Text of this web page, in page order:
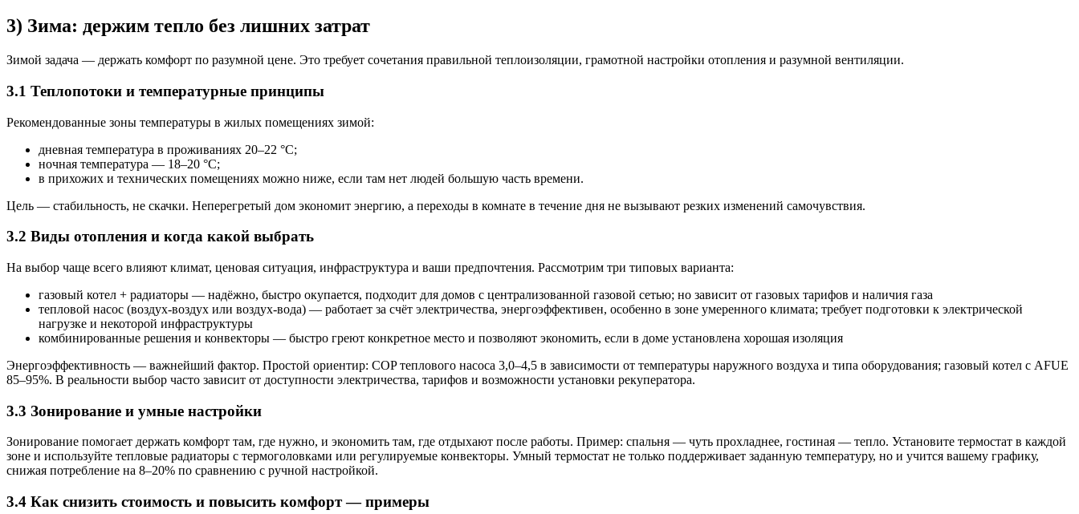
3) Зима: держим тепло без лишних затрат
Зимой задача — держать комфорт по разумной цене. Это требует сочетания правильной теплоизоляции, грамотной настройки отопления и разумной вентиляции.
3.1 Теплопотоки и температурные принципы
Рекомендованные зоны температуры в жилых помещениях зимой:
дневная температура в проживаниях 20–22 °C;
ночная температура — 18–20 °C;
в прихожих и технических помещениях можно ниже, если там нет людей большую часть времени.
Цель — стабильность, не скачки. Неперегретый дом экономит энергию, а переходы в комнате в течение дня не вызывают резких изменений самочувствия.
3.2 Виды отопления и когда какой выбрать
На выбор чаще всего влияют климат, ценовая ситуация, инфраструктура и ваши предпочтения. Рассмотрим три типовых варианта:
газовый котел + радиаторы — надёжно, быстро окупается, подходит для домов с централизованной газовой сетью; но зависит от газовых тарифов и наличия газа
тепловой насос (воздух-воздух или воздух-вода) — работает за счёт электричества, энергоэффективен, особенно в зоне умеренного климата; требует подготовки к электрической
нагрузке и некоторой инфраструктуры
комбинированные решения и конвекторы — быстро греют конкретное место и позволяют экономить, если в доме установлена хорошая изоляция
Энергоэффективность — важнейший фактор. Простой ориентир: COP теплового насоса 3,0–4,5 в зависимости от температуры наружного воздуха и типа оборудования; газовый котел с AFUE
85–95%. В реальности выбор часто зависит от доступности электричества, тарифов и возможности установки рекуператора.
3.3 Зонирование и умные настройки
Зонирование помогает держать комфорт там, где нужно, и экономить там, где отдыхают после работы. Пример: спальня — чуть прохладнее, гостиная — тепло. Установите термостат в каждой
зоне и используйте тепловые радиаторы с термоголовками или регулируемые конвекторы. Умный термостат не только поддерживает заданную температуру, но и учится вашему графику,
снижая потребление на 8–20% по сравнению с ручной настройкой.
3.4 Как снизить стоимость и повысить комфорт — примеры